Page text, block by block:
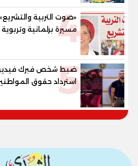
4
«صوت التربية
مسيرة برلمانية
القوانين وصناعة الأجيال
5
ضبط شخص فبرك
استرداد حقوق